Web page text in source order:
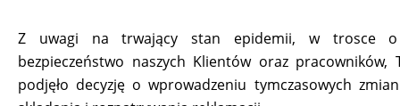
Z uwagi na trwający stan epidemii, w trosce
bezpieczeństwo naszych Klientów oraz pracowników,
podjęło decyzję o wprowadzeniu tymczasowych